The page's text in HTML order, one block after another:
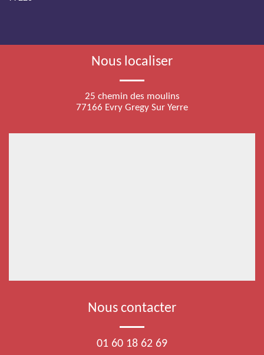
Nous localiser
25 chemin des moulins
77166 Evry Gregy Sur Yerre
Nous contacter
01 60 18 62 69